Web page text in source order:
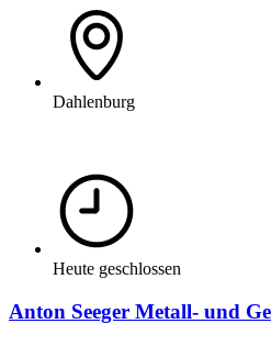
Dahlenburg
Heute geschlossen
Anton Seeger Metall- und